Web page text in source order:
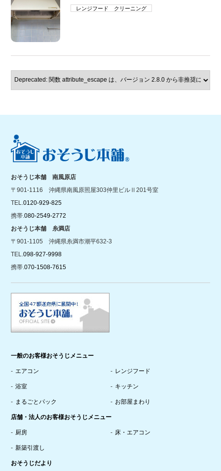
レンジフード クリーニング
おそうじ本舗 南風原店
〒901-1116 沖縄県南風原照屋303仲里ビルⅡ201号室
TEL.0120-929-825
携帯.080-2549-2772
おそうじ本舗 糸満店
〒901-1105 沖縄県糸満市潮平632-3
TEL.098-927-9998
携帯.070-1508-7615
一般のお客様おそうじメニュー
エアコン レンジフード
浴室 キッチン
まるごとパック お部屋まわり
店舗・法人のお客様おそうじメニュー
厨房 床・エアコン
新築引渡し
おそうじだより